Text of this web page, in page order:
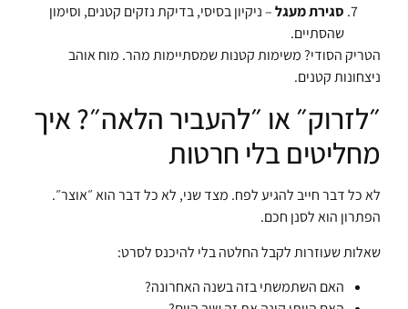
סגירת מעגל– ניקיון בסיסי, בדיקת נזקים קטנים, וסימון
שהסתיים.
הטריק הסודי? משימות קטנות שמסתיימות מהר. מוח אוהב
ניצחונות קטנים.
״לזרוק״ או ״להעביר הלאה״? איך
מחליטים בלי חרטות
לא כל דבר חייב להגיע לפח. מצד שני, לא כל דבר הוא ״אוצר״.
הפתרון הוא לסנן חכם.
שאלות שעוזרות לקבל החלטה בלי להיכנס לסרט:
האם השתמשתי בזה בשנה האחרונה?